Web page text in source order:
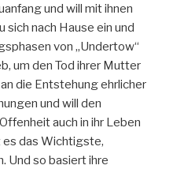
und will mit ihnen
sich nach Hause ein und
von „Undertow“
um den Tod ihrer Mutter
die Entstehung ehrlicher
und will den
auch in ihr Leben
es das Wichtigste,
Und so basiert ihre